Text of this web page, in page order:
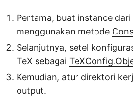
Pertama, buat instance dari
menggunakan metode
Selanjutnya, setel
TeX sebagai
Kemudian, atur direktori
output.